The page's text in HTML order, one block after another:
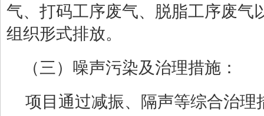
气、打码工序废气、脱脂工序废气
组织形式排放。
（三） 噪声污染及治理措施：
项目通过减振、 隔声等综合治理